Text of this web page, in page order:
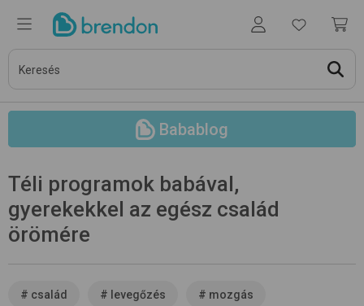
Babablog
Téli programok babával,
gyerekekkel az egész család
örömére
# család # levegőzés # mozgás